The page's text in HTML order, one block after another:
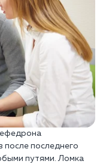
после последнего
путями. Ломка